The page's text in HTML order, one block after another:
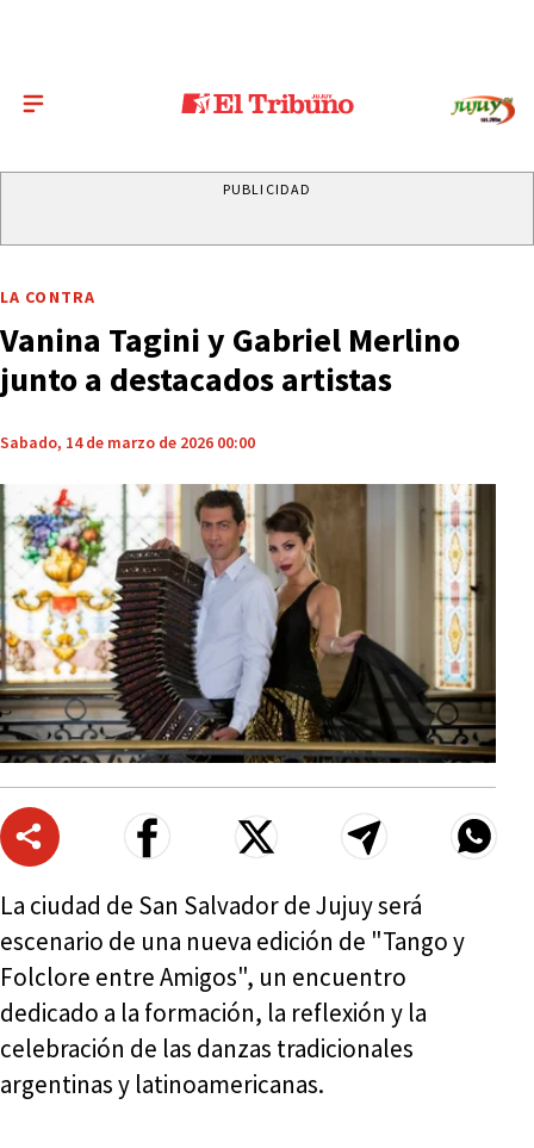
PUBLICIDAD
LA CONTRA
Vanina Tagini y Gabriel Merlino
junto a destacados artistas
Sabado, 14 de marzo de 2026 00:00
La ciudad de San Salvador de Jujuy será
escenario de una nueva edición de "Tango y
Folclore entre Amigos", un encuentro
dedicado a la formación, la reflexión y la
celebración de las danzas tradicionales
argentinas y latinoamericanas.